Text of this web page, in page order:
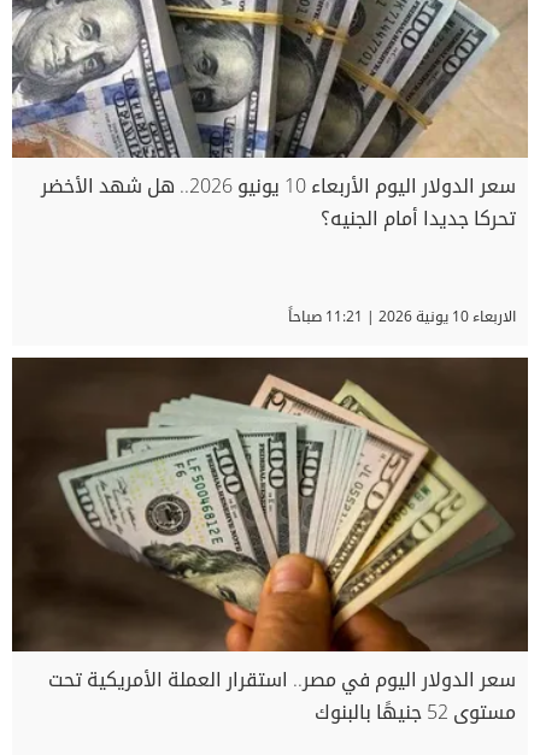
سعر الدولار اليوم الأربعاء 10 يونيو 2026.. هل شهد الأخضر
تحركا جديدا أمام الجنيه؟
الاربعاء 10 يونية 2026 | 11:21 صباحاً
سعر الدولار اليوم في مصر.. استقرار العملة الأمريكية تحت
مستوى 52 جنيهًا بالبنوك